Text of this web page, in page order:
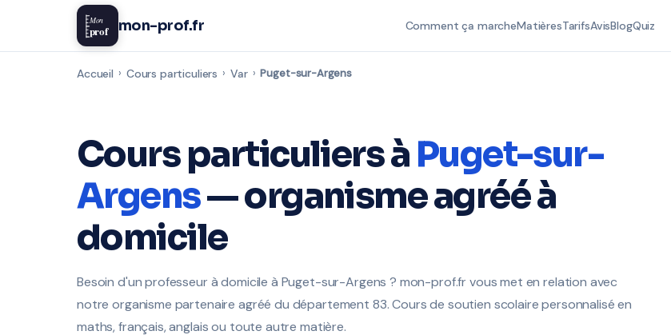
Mon
prof mon-prof.fr Comment ça marcheMatièresTarifsAvisBlogQuiz
Accueil › Cours particuliers › Var › Puget-sur-Argens
Cours particuliers àPuget-sur-
Argens— organisme agréé à
domicile
Besoin d'un professeur à domicile à Puget-sur-Argens ? mon-prof.fr vous met en relation avec
notre organisme partenaire agréé du département 83. Cours de soutien scolaire personnalisé en
maths, français, anglais ou toute autre matière.